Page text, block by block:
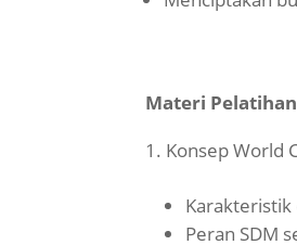
Materi Pelatihan
Konsep World
Karakteristik
Peran SDM